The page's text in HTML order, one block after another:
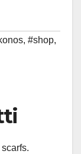
, #shop,